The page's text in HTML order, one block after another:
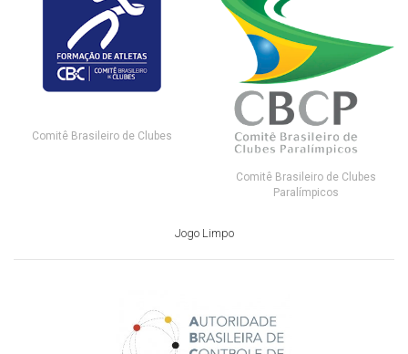
Comitê Brasileiro de Clubes
Comitê Brasileiro de Clubes
Paralímpicos
Jogo Limpo